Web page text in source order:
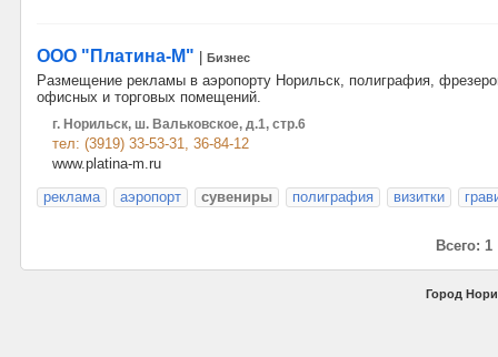
ООО "Платина-М" Бизнес
Размещение рекламы в аэропорту Норильск, полиграфия,
офисных и торговых помещений.
г. Норильск, ш. Вальковское, д.1, стр.6
тел: (3919) 33-53-31, 36-84-12
www.platina-m.ru
реклама
аэропорт сувениры полиграфия визитки
Всего: 1
Город